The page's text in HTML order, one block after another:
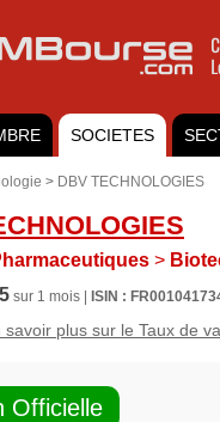
SOCIETES
> DBV TECHNOLOGIES
>
5 sur 1 mois |
ISIN :
savoir plus sur le Taux de
Officielle